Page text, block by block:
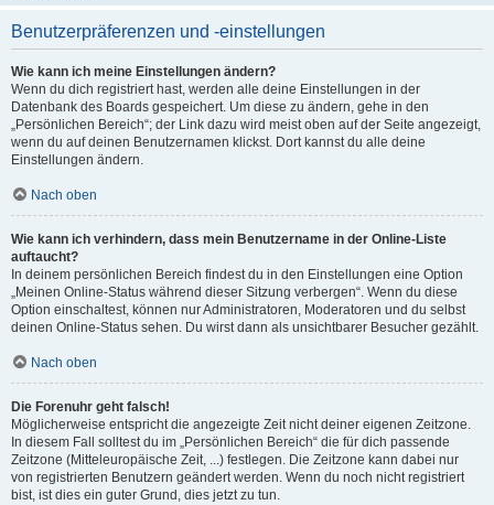
Benutzerpräferenzen und -einstellungen
Wie kann ich meine Einstellungen ändern?
Wenn du dich registriert hast, werden alle deine Einstellungen in der
Datenbank des Boards gespeichert. Um diese zu ändern, gehe in den
„Persönlichen Bereich“; der Link dazu wird meist oben auf der Seite angezeigt,
wenn du auf deinen Benutzernamen klickst. Dort kannst du alle deine
Einstellungen ändern.
Nach oben
Wie kann ich verhindern, dass mein Benutzername in der Online-Liste
auftaucht?
In deinem persönlichen Bereich findest du in den Einstellungen eine Option
„Meinen Online-Status während dieser Sitzung verbergen“. Wenn du diese
Option einschaltest, können nur Administratoren, Moderatoren und du selbst
deinen Online-Status sehen. Du wirst dann als unsichtbarer Besucher gezählt.
Nach oben
Die Forenuhr geht falsch!
Möglicherweise entspricht die angezeigte Zeit nicht deiner eigenen Zeitzone.
In diesem Fall solltest du im „Persönlichen Bereich“ die für dich passende
Zeitzone (Mitteleuropäische Zeit, ...) festlegen. Die Zeitzone kann dabei nur
von registrierten Benutzern geändert werden. Wenn du noch nicht registriert
bist, ist dies ein guter Grund, dies jetzt zu tun.